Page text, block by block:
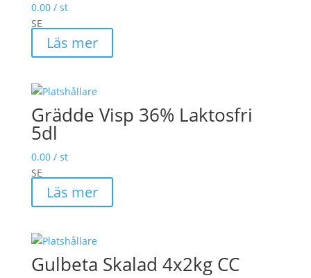
0.00/ st
SE
Läs mer
Grädde Visp 36% Laktosfri
5dl
0.00/ st
SE
Läs mer
Gulbeta Skalad 4x2kg CC